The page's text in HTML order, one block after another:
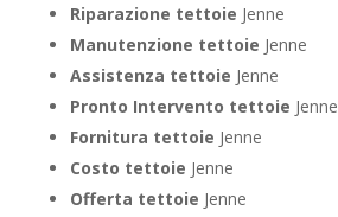
Riparazione tettoie Jenne
Manutenzione tettoie Jenne
Assistenza tettoie Jenne
Pronto Intervento tettoie Jenne
Fornitura tettoie Jenne
Costo tettoie Jenne
Offerta tettoie Jenne